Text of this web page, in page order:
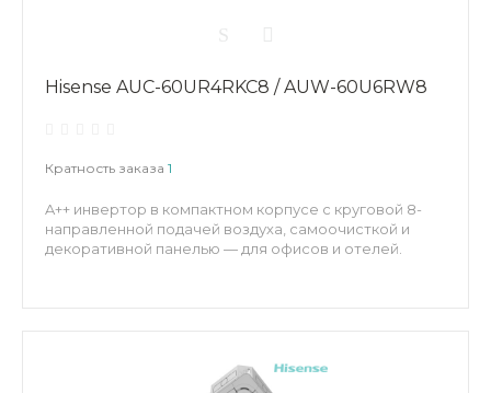
Hisense AUC-60UR4RKC8 / AUW-60U6RW8
Кратность заказа 1
A++ инвертор в компактном корпусе с круговой 8-
направленной подачей воздуха, самоочисткой и
декоративной панелью — для офисов и отелей.